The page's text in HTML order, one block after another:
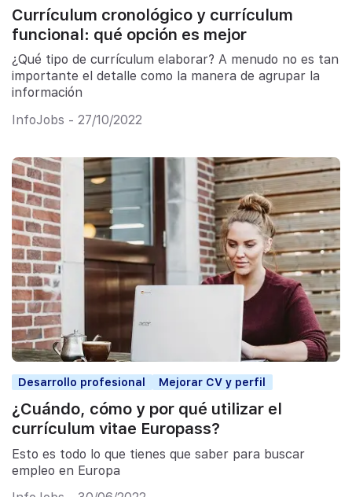
Currículum cronológico y currículum
funcional: qué opción es mejor
¿Qué tipo de currículum elaborar? A menudo no es tan
importante el detalle como la manera de agrupar la
información
InfoJobs - 27/10/2022
Desarrollo profesional Mejorar CV y perfil
¿Cuándo, cómo y por qué utilizar el
currículum vitae Europass?
Esto es todo lo que tienes que saber para buscar
empleo en Europa